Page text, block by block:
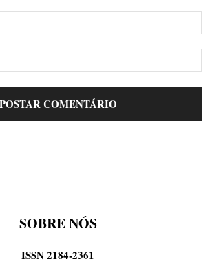
SOBRE NÓS
ISSN 2184-2361